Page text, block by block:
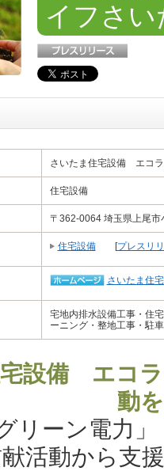
イフさい
さいたま住宅設備 エコ
住宅設備
〒362-0064 埼玉県上尾
住宅設備[プレスリ
さいたま住
宅地内排水設備工事・住
ーニング・整地工事・駐
設備 エコ
動
リーン電力
活動から支